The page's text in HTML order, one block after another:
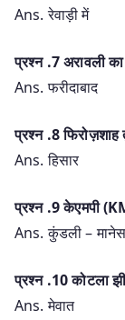
Ans. रेवाड़ी में
प्रश्‍न .7 अरावली
Ans. फरीदाबाद
प्रश्‍न .8
Ans. हिसार
प्रश्‍न .9 केएमपी
Ans. कुंडली –
प्रश्‍न .10 कोटला
Ans. मेवात